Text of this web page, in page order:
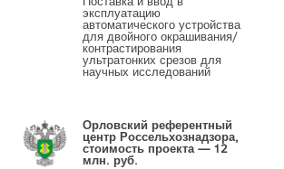
эксплуатацию
автоматического устройства
для двойного окрашивания/
контрастирования
ультратонких срезов для
научных исследований
Орловский референтный
центр Россельхознадзора,
стоимость проекта — 12
млн. руб.